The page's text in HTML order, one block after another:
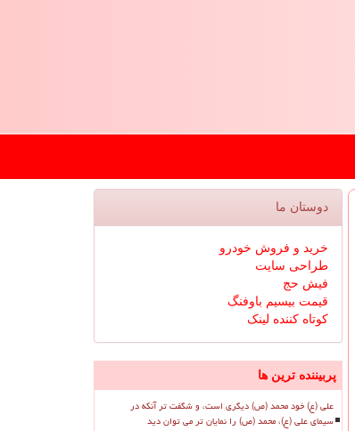
دوستان ما
خرید و فروش خودرو
طراحی سایت
فیش حج
قیمت بیسیم باوفنگ
کوتاه کننده لینک
پربیننده ترین ها
علی (ع) خود محمد (ص) دیگری است، و شگفت تر آنکه در
سیمای علی (ع)، محمد (ص) را نمایان تر می توان دید